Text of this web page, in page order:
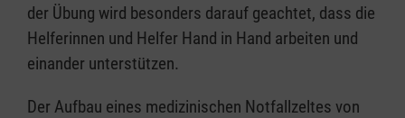
der Übung wird besonders darauf geachtet, dass die
Helferinnen und Helfer Hand in Hand arbeiten und
einander unterstützen.
Der Aufbau eines medizinischen Notfallzeltes von